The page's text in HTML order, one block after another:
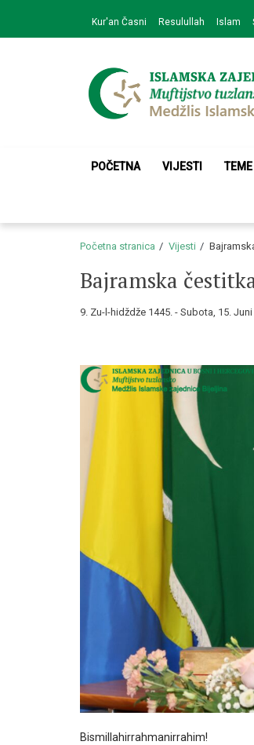
navigation
content
Kur'an Časni Resulullah Islam
Medžlis
POČETNA VIJESTI TEME
Početna stranica Vijesti
Bajramska
9. Zu-l-hidždže 1445. - Subota, 15.
Bismillahirrahmanirrahim!